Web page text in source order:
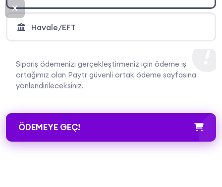
Havale/EFT
Sipariş ödemenizi gerçekleştirmeniz için ödeme iş
ortağımız olan Paytr güvenli ortak ödeme sayfasına
yönlendirileceksiniz.
ÖDEMEYE GEÇ!